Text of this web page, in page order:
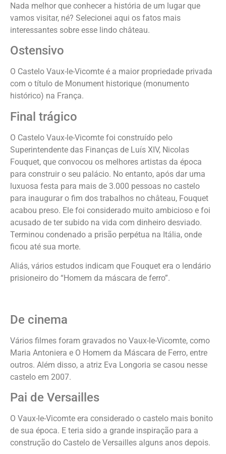
Nada melhor que conhecer a história de um lugar que
vamos visitar, né? Selecionei aqui os fatos mais
interessantes sobre esse lindo château.
Ostensivo
O Castelo Vaux-le-Vicomte é a maior propriedade privada
com o título de Monument historique (monumento
histórico) na França.
Final trágico
O Castelo Vaux-le-Vicomte foi construído pelo
Superintendente das Finanças de Luís XIV, Nicolas
Fouquet, que convocou os melhores artistas da época
para construir o seu palácio. No entanto, após dar uma
luxuosa festa para mais de 3.000 pessoas no castelo
para inaugurar o fim dos trabalhos no château, Fouquet
acabou preso. Ele foi considerado muito ambicioso e foi
acusado de ter subido na vida com dinheiro desviado.
Terminou condenado a prisão perpétua na Itália, onde
ficou até sua morte.
Aliás, vários estudos indicam que Fouquet era o lendário
prisioneiro do “Homem da máscara de ferro”.
De cinema
Vários filmes foram gravados no Vaux-le-Vicomte, como
Maria Antoniera e O Homem da Máscara de Ferro, entre
outros. Além disso, a atriz Eva Longoria se casou nesse
castelo em 2007.
Pai de Versailles
O Vaux-le-Vicomte era considerado o castelo mais bonito
de sua época. E teria sido a grande inspiração para a
construção do Castelo de Versailles alguns anos depois.